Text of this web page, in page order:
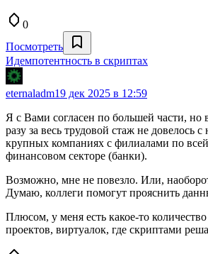
0
Посмотреть
Идемпотентность в скриптах
eternaladm19 дек 2025 в 12:59
Я с Вами согласен по большей части, но
разу за весь трудовой стаж не довелось
крупных компаниях с филиалами по
финансовом секторе (банки).
Возможно, мне не повезло. Или,
Думаю, коллеги помогут прояснить
Плюсом, у меня есть какое-то
проектов, виртуалок, где скриптами